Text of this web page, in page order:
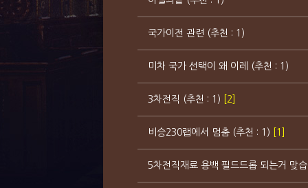
국가이전 관련 (추천 : 1)
미차 국가 선택이 왜 이레 (추천 : 1)
3차전직 (추천 : 1) [2]
비승230랩에서 멈춤 (추천 : 1) [1]
5차전직재료 용백 필드드롭 되는거 맞